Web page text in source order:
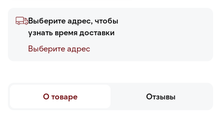
Выберите адрес, чтобы
узнать время доставки
Выберите адреc
О товаре Отзывы